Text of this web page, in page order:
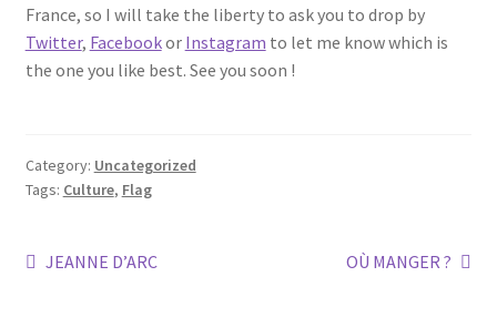
France, so I will take the liberty to ask you to drop by
Twitter, Facebookor Instagram to let me know which is
the one you like best. See you soon !
Category: Uncategorized
Tags: Culture, Flag
Post
Previous
JEANNE D’ARC
Next
OÙ MANGER ?